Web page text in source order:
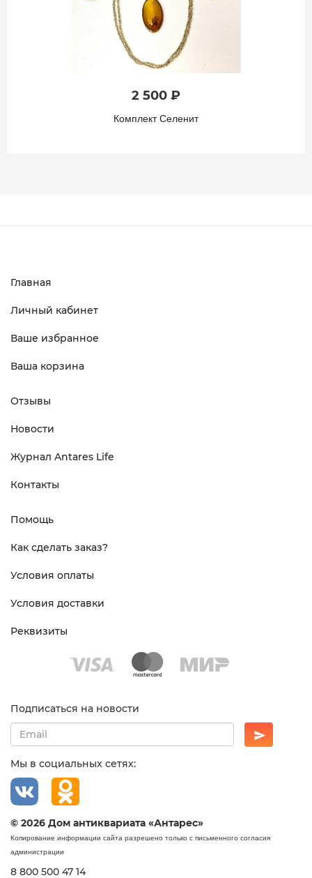
2 500 ₽
Комплект Селенит
Главная
Личный кабинет
Ваше избранное
Ваша корзина
Отзывы
Новости
Журнал Antares Life
Контакты
Помощь
Как сделать заказ?
Условия оплаты
Условия доставки
Реквизиты
Подписаться на новости
Мы в социальных сетях:
© 2026 Дом антиквариата «Антарес»
Копирование информации сайта разрешено только с письменного согласия
администрации
8 800 500 47 14